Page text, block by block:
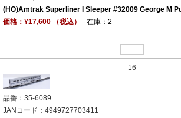
(HO)Amtrak Superliner I Sleeper #32009 George M
価格：¥17,600 （税込）
在庫：2
16
品番：35-6089
JANコード：4949727703411